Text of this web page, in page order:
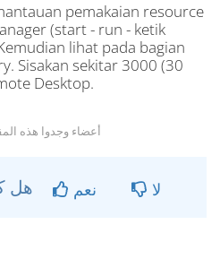
pemakaian resource
(start - run - ketik
lihat pada bagian
Sisakan sekitar 3000 (30
Desktop.
17 أعضاء وجدوا هذه
نعم لا